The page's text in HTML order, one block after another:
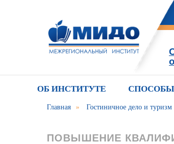
ОБ ИНСТИТУТЕ
Главная » Гостиничное дело и туризм
ПОВЫШЕНИЕ